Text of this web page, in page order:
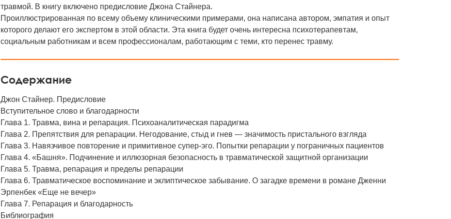
травмой. В книгу включено предисловие Джона Стайнера.
Проиллюстрированная по всему объему клиническими примерами, она написана автором, эмпатия и опыт
которого делают его экспертом в этой области. Эта книга будет очень интересна психотерапевтам,
социальным работникам и всем профессионалам, работающим с теми, кто перенес травму.
Содержание
Джон Стайнер. Предисловие
Вступительное слово и благодарности
Глава 1. Травма, вина и репарация. Психоаналитическая парадигма
Глава 2. Препятствия для репарации. Негодование, стыд и гнев — значимость пристального взгляда
Глава 3. Навязчивое повторение и примитивное супер-эго. Попытки репарации у пограничных пациентов
Глава 4. «Башня». Подчинение и иллюзорная безопасность в травматической защитной организации
Глава 5. Травма, репарация и пределы репарации
Глава 6. Травматическое воспоминание и эклиптическое забывание. О загадке времени в романе Дженни
Эрпенбек «Еще не вечер»
Глава 7. Репарация и благодарность
Библиография